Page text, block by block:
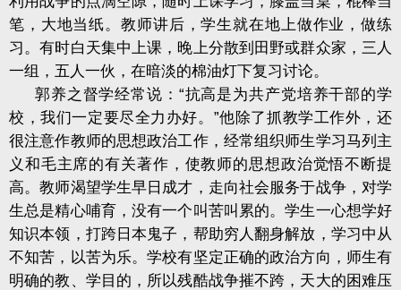
笔，大地当纸。教师讲后，学生就在地上做作业，做练
习。有时白天集中上课，晚上分散到田野或群众家，三人
一组，五人一伙，在暗淡的棉油灯下复习讨论。
郭养之督学经常说：“抗高是为共产党培养干部的学
校，我们一定要尽全力办好。”他除了抓教学工作外，还
很注意作教师的思想政治工作，经常组织师生学习马列主
义和毛主席的有关著作，使教师的思想政治觉悟不断提
高。教师渴望学生早日成才，走向社会服务于战争，对学
生总是精心哺育，没有一个叫苦叫累的。学生一心想学好
知识本领，打跨日本鬼子，帮助穷人翻身解放，学习中从
不知苦，以苦为乐。学校有坚定正确的政治方向，师生有
明确的教、学目的，所以残酷战争摧不跨，天大的困难压